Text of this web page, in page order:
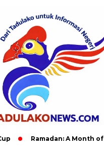
Ramadan: A Month of